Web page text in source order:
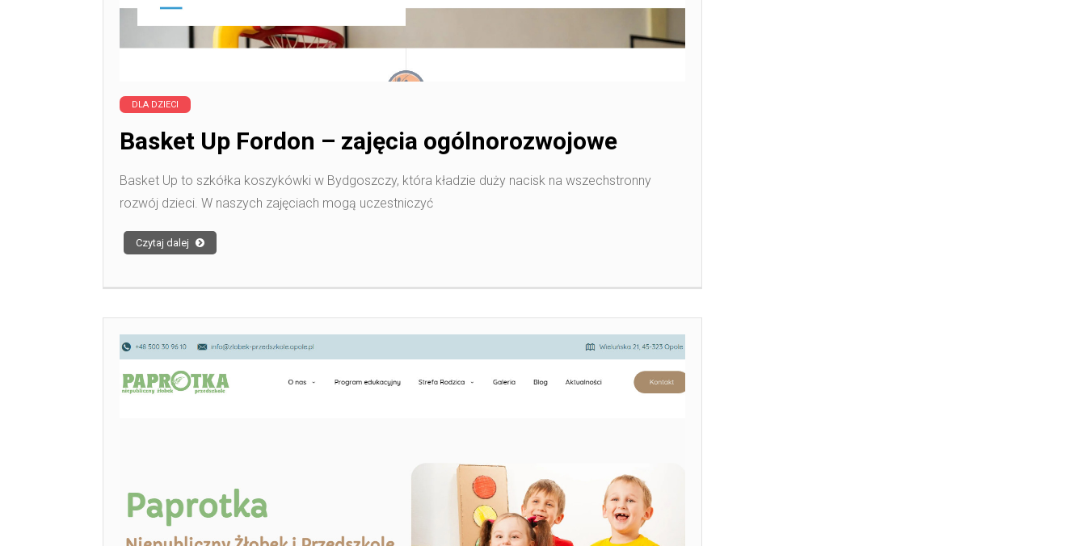
DLA DZIECI
Basket Up Fordon – zajęcia ogólnorozwojowe
Basket Up to szkółka koszykówki w Bydgoszczy, która kładzie duży nacisk na wszechstronny
rozwój dzieci. W naszych zajęciach mogą uczestniczyć
Czytaj dalej